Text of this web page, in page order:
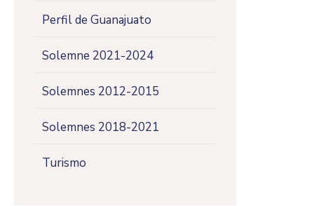
Perfil de Guanajuato
Solemne 2021-2024
Solemnes 2012-2015
Solemnes 2018-2021
Turismo